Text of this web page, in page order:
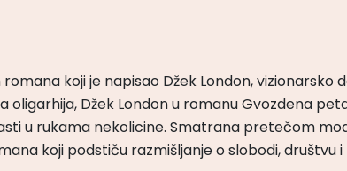
koji je napisao Džek London,
Džek London u romanu Gvozdena
u rukama nekolicine. Smatrana pretečom
koji podstiču razmišljanje o slobodi, društvu